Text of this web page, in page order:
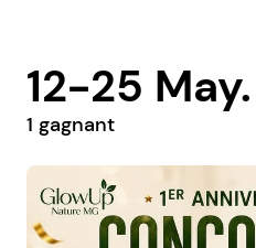
12-25 May.
1 gagnant
@_m.style_boutique